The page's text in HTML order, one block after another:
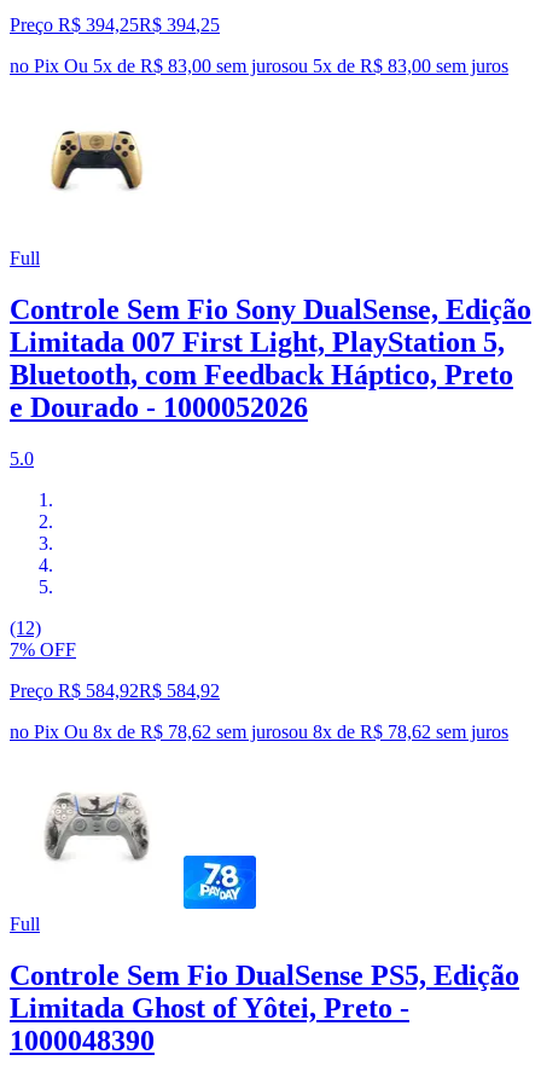
Preço R$ 394,25R$ 394,25
no Pix Ou 5x de R$ 83,00 sem jurosou 5x de R$ 83,00 sem juros
Full
Controle Sem Fio Sony DualSense, Edição
Limitada 007 First Light, PlayStation 5,
Bluetooth, com Feedback Háptico, Preto
e Dourado - 1000052026
5.0
(12)
7% OFF
Preço R$ 584,92R$ 584,92
no Pix Ou 8x de R$ 78,62 sem jurosou 8x de R$ 78,62 sem juros
Full
Controle Sem Fio DualSense PS5, Edição
Limitada Ghost of Yôtei, Preto -
1000048390